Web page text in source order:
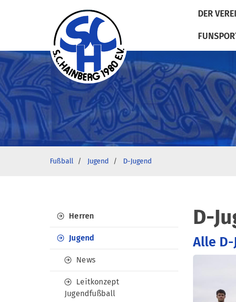
DER
Fußball Jugend D-Jugend
D-
Alle D-
Herren
Jugend
News
Leitkonzept
Jugendfußball